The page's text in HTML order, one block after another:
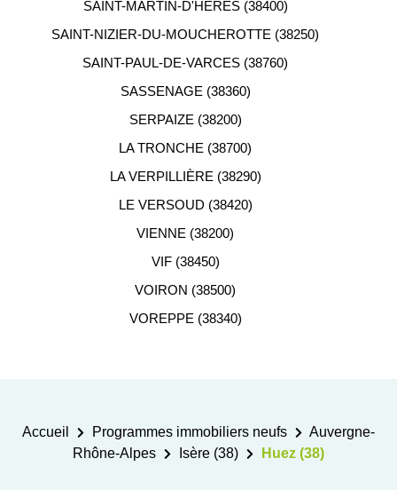
SAINT-MARTIN-D'HÈRES (38400)
SAINT-NIZIER-DU-MOUCHEROTTE (38250)
SAINT-PAUL-DE-VARCES (38760)
SASSENAGE (38360)
SERPAIZE (38200)
LA TRONCHE (38700)
LA VERPILLIÈRE (38290)
LE VERSOUD (38420)
VIENNE (38200)
VIF (38450)
VOIRON (38500)
VOREPPE (38340)
Accueil Programmes immobiliers neufs
Auvergne-
Rhône-Alpes
Isère (38) Huez (38)